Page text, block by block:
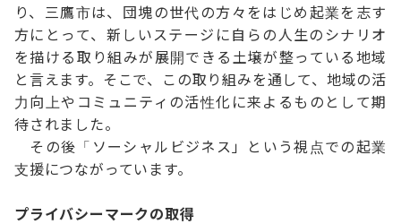
り、三鷹市は、団塊の世代の方々をはじめ起業を志す
方にとって、新しいステージに自らの人生のシナリオ
を描ける取り組みが展開できる土壌が整っている地域
と言えます。そこで、この取り組みを通して、地域の活
力向上やコミュニティの活性化に来よるものとして期
待されました。
その後「ソーシャルビジネス」という視点での起業
支援につながっています。
プライバシーマークの取得